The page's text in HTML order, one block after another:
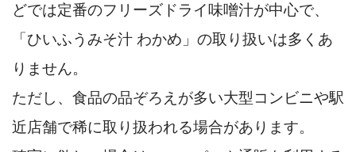
どでは定番のフリーズドライ味噌汁が中心で、
「ひいふうみそ汁 わかめ」の取り扱いは多くあ
りません。
ただし、食品の品ぞろえが多い大型コンビニや駅
近店舗で稀に取り扱われる場合があります。